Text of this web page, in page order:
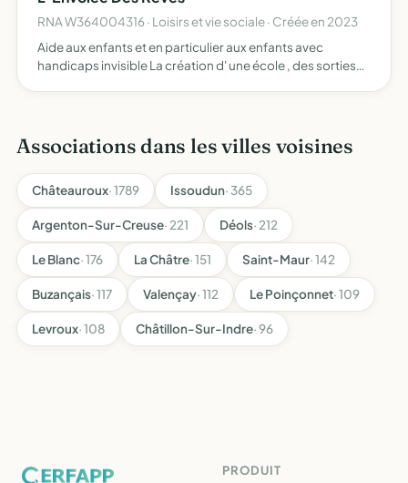
RNA W364004316 · Loisirs et vie sociale · Créée en 2023
Aide aux enfants et en particulier aux enfants avec
handicaps invisible La création d' une école , des sorties
Associations dans les villes voisines
Châteauroux· 1789 Issoudun· 365
Argenton-Sur-Creuse· 221 Déols· 212
Le Blanc· 176 La Châtre· 151 Saint-Maur· 142
Buzançais· 117 Valençay· 112 Le Poinçonnet· 109
Levroux· 108 Châtillon-Sur-Indre· 96
PRODUIT